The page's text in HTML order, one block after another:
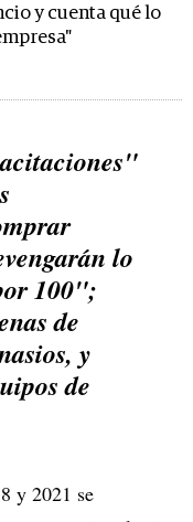
y cuenta qué lo
lo
100";
de
y
de
y 2021 se